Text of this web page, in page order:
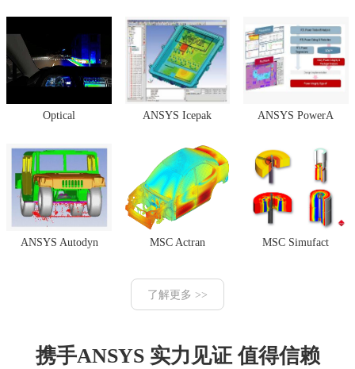
Optical ANSYS Icepak ANSYS PowerA
ANSYS Autodyn MSC Actran MSC Simufact
了解更多 >>
携手ANSYS 实力见证 值得信赖